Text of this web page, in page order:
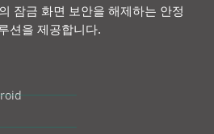
잠금 화면 보안을 해제하는 안정
션을 제공합니다.